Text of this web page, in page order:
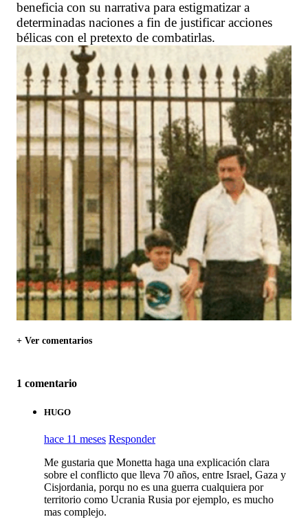
beneficia con su narrativa para estigmatizar a
determinadas naciones a fin de justificar acciones
bélicas con el pretexto de combatirlas.
+ Ver comentarios
1 comentario
HUGO
hace 11 meses Responder
Me gustaria que Monetta haga una explicación clara
sobre el conflicto que lleva 70 años, entre Israel, Gaza y
Cisjordania, porqu no es una guerra cualquiera por
territorio como Ucrania Rusia por ejemplo, es mucho
mas complejo.